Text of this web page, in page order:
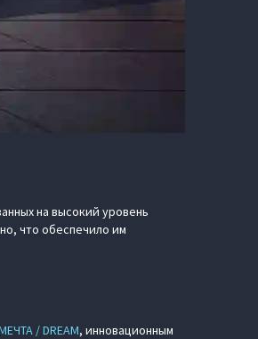
на высокий уровень
что обеспечило им
/ DREAM, инновационным